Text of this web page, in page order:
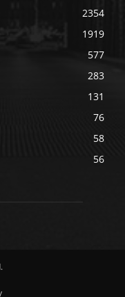
2354
1919
577
283
131
76
58
56